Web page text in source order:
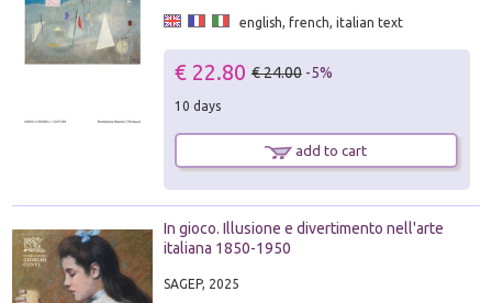
english, french, italian text
€ 22.80 € 24.00 -5%
10 days
add to cart
In gioco. Illusione e divertimento nell'arte
italiana 1850-1950
SAGEP, 2025